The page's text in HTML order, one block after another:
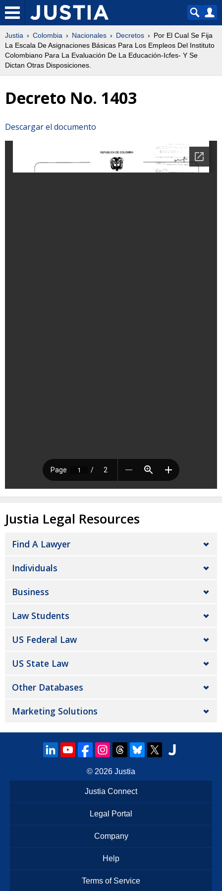
Justia Colombia Nacionales Decretos
Por El Cual Se Fija
La Escala De Asignaciones Básicas Para Los Empleos Del Instituto
Colombiano Para La Evaluación De La Educación-Icfes- Y Se
Dictan Otras Disposiciones.
Decreto No. 1403
Descargar el documento
Justia Legal Resources
Find A Lawyer
Individuals
Business
Law Students
US Federal Law
US State Law
Other Databases
Marketing Solutions
© 2026 Justia
Justia Connect
Legal Portal
Company
Help
Terms of Service